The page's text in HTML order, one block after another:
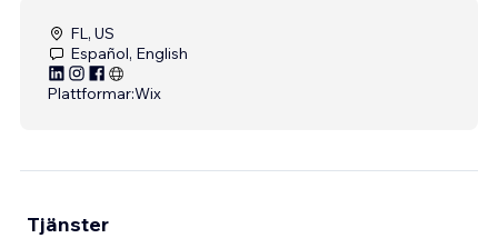
FL, US
Español, English
Plattformar:Wix
Tjänster